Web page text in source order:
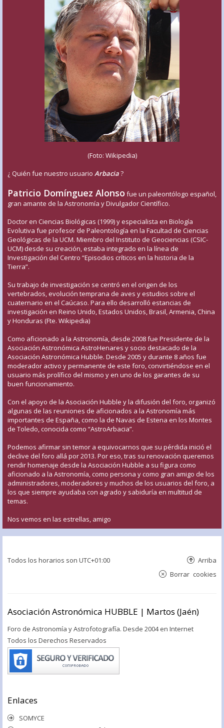
(Foto: Wikipedia)
¿ Quién fue nuestro usuario Arbacia?
Patricio Domínguez Alonso fue un paleontólogo español,
gran amante de la Astronomía y Divulgador Científico.
Doctor en Ciencias Biológicas (1999) y especialista en Biología
Evolutiva fue profesor de Paleontología en la Facultad de Ciencias
Geológicas de la UCM. Miembro del Instituto de Geociencias (CSIC-
UCM) desde su creación, estaba integrado en la línea de
Investigación del Centro “Episodios críticos en la historia de la
Tierra”.
Su trabajo de investigación se centró en el origen de los
vertebrados, evolución temprana de aves y estudios sobre el
cuaternario en el Caúcaso. Para ello desarrolló estancias de
investigación en Reino Unido, Estados Unidos, Brasil, Armenia, China
y Honduras (Fte. Wikipedia)
Como aficionado a la Astronomía, desde 2008 fue Presidente de la
Asociación Astronómica AstroHenares y socio destacado de la
Asociación Astronómica Hubble. Desde 2005 y durante 8 años fue
moderador activo y permanente de este foro, convirtiéndose en el
usuario más prolífico del mismo y en uno de los garantes de su
buen funcionamiento.
Con el apoyo de la Asociación Hubble y la difusión del foro, organizó
algunas de las reuniones de aficionados a la Astronomía más
importantes de España, como la de Navas de Estena en los Montes
de Toledo, conocida como “AstroArbacia”.
Podemos afirmar sin temor a equivocarnos que su pérdida inició el
declive del foro allá por 2013. Por eso, tras su renovación queremos
rendir homenaje desde la Asociación Hubble a su figura como
aficionado a la Astronomía, como persona y como gran amigo de los
administradores, moderadores y muchos de los usuarios del foro, a
los que siempre ayudaba con agrado y sabiduría en multitud de
temas.
Nos vemos en las estrellas, amigo
Todos los horarios son UTC+01:00 Arriba
Borrar cookies
Asociación Astronómica HUBBLE | Martos (Jaén)
Foro de Astronomía y Astrofotografía. Desde 2004 en Internet
Todos los Derechos Reservados
Enlaces
SOMYCE